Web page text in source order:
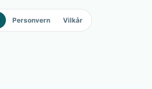
Personvern Vilkår